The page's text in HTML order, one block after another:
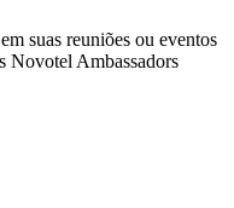
suas reuniões ou eventos
Novotel Ambassadors